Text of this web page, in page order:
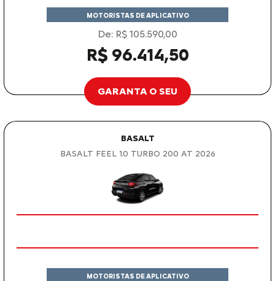
MOTORISTAS DE APLICATIVO
De: R$ 105.590,00
R$ 96.414,50
GARANTA O SEU
BASALT
BASALT FEEL 1.0 TURBO 200 AT 2026
MOTORISTAS DE APLICATIVO